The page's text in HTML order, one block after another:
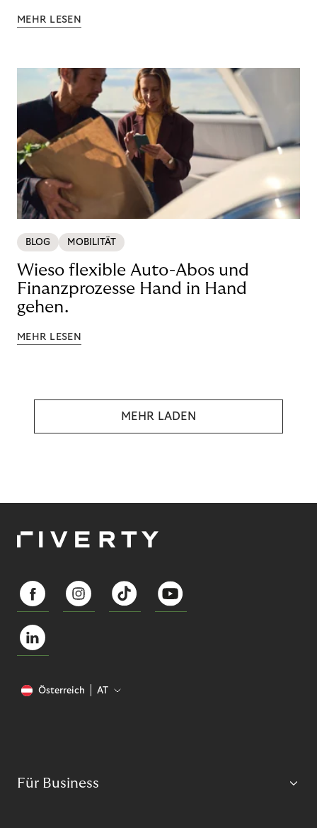
MEHR LESEN
BLOG MOBILITÄT
Wieso flexible Auto-Abos und
Finanzprozesse Hand in Hand
gehen.
MEHR LESEN
MEHR LADEN
Österreich AT
Für Business